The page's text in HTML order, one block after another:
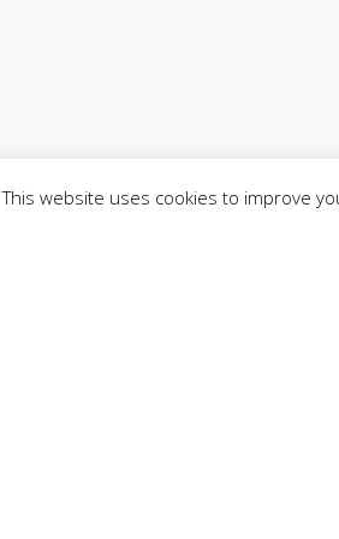
This website uses cookies to improve